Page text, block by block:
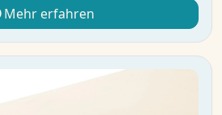
Mehr erfahren